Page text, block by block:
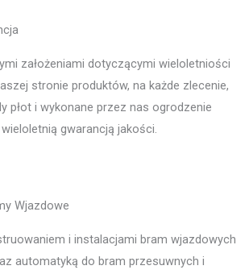
założeniami dotyczącymi wieloletniości
stronie produktów, na każde zlecenie,
płot i wykonane przez nas ogrodzenie
gwarancją jakości.
Wjazdowe
i instalacjami bram wjazdowych
automatyką do bram przesuwnych i